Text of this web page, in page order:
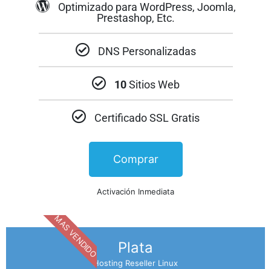
Optimizado para WordPress, Joomla,
Prestashop, Etc.
DNS Personalizadas
10Sitios Web
Certificado SSL Gratis
Comprar
Activación Inmediata
MAS VENDIDO Plata
Hosting Reseller Linux